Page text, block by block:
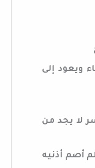
ويعود إلى
لا يجد من
أصم أذنيه